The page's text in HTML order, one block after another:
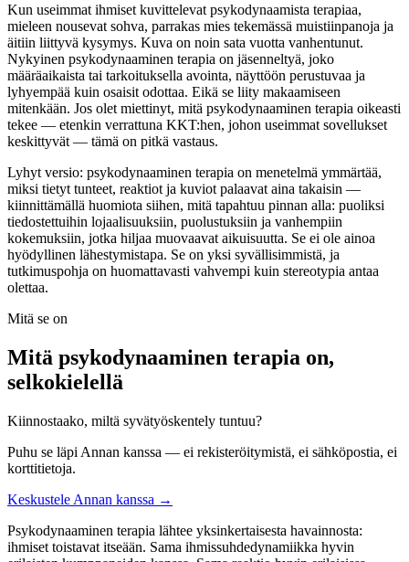
Kun useimmat ihmiset kuvittelevat psykodynaamista terapiaa,
mieleen nousevat sohva, parrakas mies tekemässä muistiinpanoja ja
äitiin liittyvä kysymys. Kuva on noin sata vuotta vanhentunut.
Nykyinen psykodynaaminen terapia on jäsenneltyä, joko
määräaikaista tai tarkoituksella avointa, näyttöön perustuvaa ja
lyhyempää kuin osaisit odottaa. Eikä se liity makaamiseen
mitenkään. Jos olet miettinyt, mitä psykodynaaminen terapia oikeasti
tekee — etenkin verrattuna KKT:hen, johon useimmat sovellukset
keskittyvät — tämä on pitkä vastaus.
Lyhyt versio: psykodynaaminen terapia on menetelmä ymmärtää,
miksi tietyt tunteet, reaktiot ja kuviot palaavat aina takaisin —
kiinnittämällä huomiota siihen, mitä tapahtuu pinnan alla: puoliksi
tiedostettuihin lojaalisuuksiin, puolustuksiin ja vanhempiin
kokemuksiin, jotka hiljaa muovaavat aikuisuutta. Se ei ole ainoa
hyödyllinen lähestymistapa. Se on yksi syvällisimmistä, ja
tutkimuspohja on huomattavasti vahvempi kuin stereotypia antaa
olettaa.
Mitä se on
Mitä psykodynaaminen terapia on,
selkokielellä
Kiinnostaako, miltä syvätyöskentely tuntuu?
Puhu se läpi Annan kanssa — ei rekisteröitymistä, ei sähköpostia, ei
korttitietoja.
Keskustele Annan kanssa →
Psykodynaaminen terapia lähtee yksinkertaisesta havainnosta:
ihmiset toistavat itseään. Sama ihmissuhdedynamiikka hyvin